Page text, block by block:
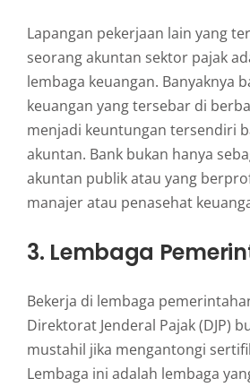
Lapangan pekerjaan lain yang
seorang akuntan sektor pajak
lembaga keuangan. Banyaknya
keuangan yang tersebar di
menjadi keuntungan tersendiri
akuntan. Bank bukan hanya
akuntan publik atau yang
manajer atau penasehat
3. Lembaga
Bekerja di lembaga
Direktorat Jenderal Pajak (DJP)
mustahil jika mengantongi
Lembaga ini adalah lembaga